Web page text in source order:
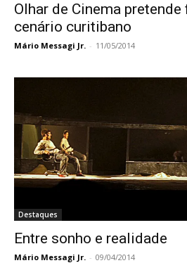
Olhar de Cinema
cenário curitibano
Mário Messagi Jr. - 11/05/2014
Destaques
Entre sonho e realidade
Mário Messagi Jr. - 09/04/2014